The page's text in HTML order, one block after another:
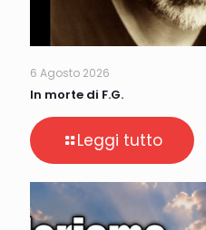
6 Agosto 2026
In morte di F.G.
Leggi tutto